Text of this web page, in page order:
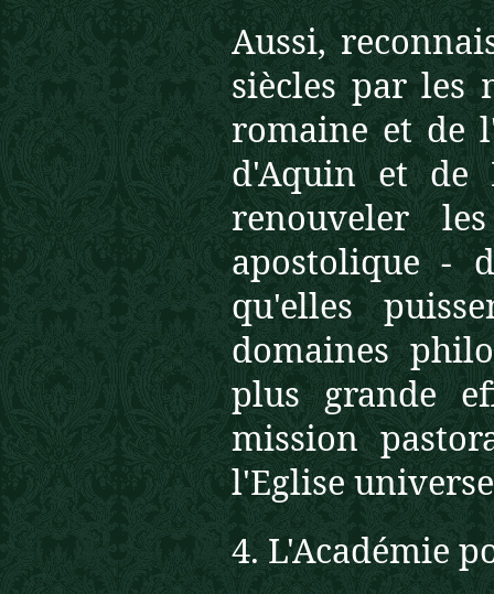
Aussi,
siècles par les
romaine et de
d'Aquin et de
renouveler
apostolique -
qu'elles
domaines
plus grande
mission
l'Eglise
4. L'Académie